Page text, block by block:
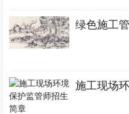
绿色施工
施工现场